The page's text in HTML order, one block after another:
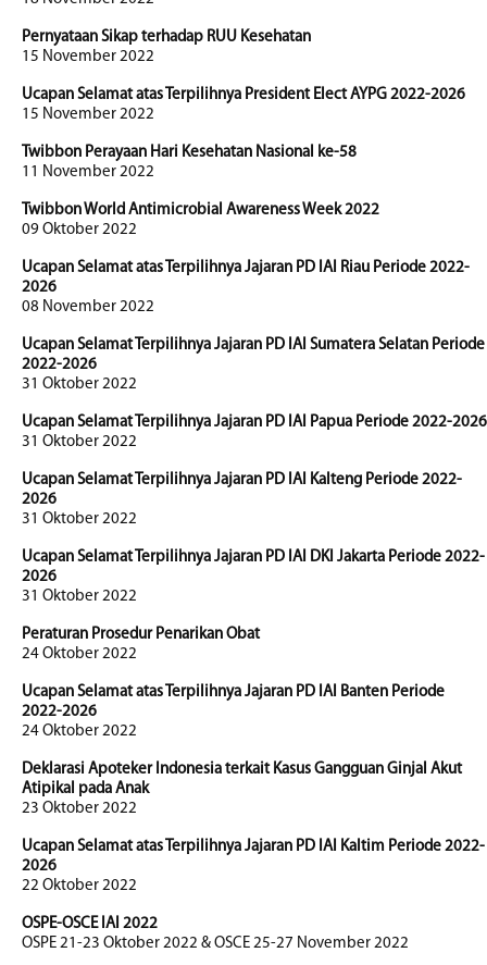
Pernyataan Sikap terhadap RUU Kesehatan
15 November 2022
Ucapan Selamat atas Terpilihnya President Elect AYPG 2022-2026
15 November 2022
Twibbon Perayaan Hari Kesehatan Nasional ke-58
11 November 2022
Twibbon World Antimicrobial Awareness Week 2022
09 Oktober 2022
Ucapan Selamat atas Terpilihnya Jajaran PD IAI Riau Periode 2022-
2026
08 November 2022
Ucapan Selamat Terpilihnya Jajaran PD IAI Sumatera Selatan Periode
2022-2026
31 Oktober 2022
Ucapan Selamat Terpilihnya Jajaran PD IAI Papua Periode 2022-2026
31 Oktober 2022
Ucapan Selamat Terpilihnya Jajaran PD IAI Kalteng Periode 2022-
2026
31 Oktober 2022
Ucapan Selamat Terpilihnya Jajaran PD IAI DKI Jakarta Periode 2022-
2026
31 Oktober 2022
Peraturan Prosedur Penarikan Obat
24 Oktober 2022
Ucapan Selamat atas Terpilihnya Jajaran PD IAI Banten Periode
2022-2026
24 Oktober 2022
Deklarasi Apoteker Indonesia terkait Kasus Gangguan Ginjal Akut
Atipikal pada Anak
23 Oktober 2022
Ucapan Selamat atas Terpilihnya Jajaran PD IAI Kaltim Periode 2022-
2026
22 Oktober 2022
OSPE-OSCE IAI 2022
OSPE 21-23 Oktober 2022 & OSCE 25-27 November 2022